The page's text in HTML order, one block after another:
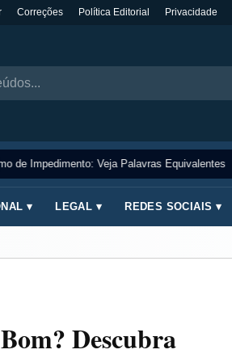
Correções Política Editorial Privacidade
de Impedimento: Veja Palavras Equivalentes
▾ LEGAL ▾ REDES SOCIAIS ▾
Descubra